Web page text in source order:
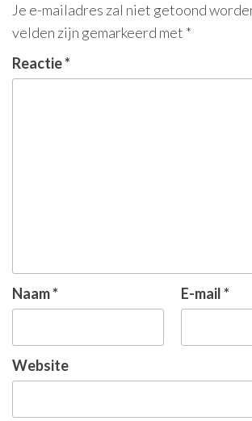
Je e-mailadres zal niet getoond
velden zijn gemarkeerd met *
Reactie*
Naam* E-mail*
Website